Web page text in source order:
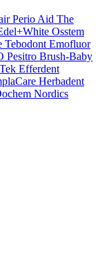
Perio Aid The
Osstem
Tebodont Emofluor
Pesitro Brush-Baby
Efferdent
Herbadent
Nordics